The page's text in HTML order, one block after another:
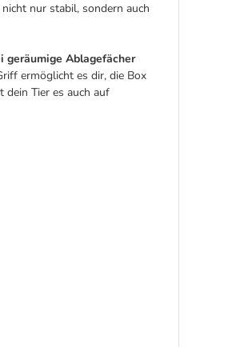
nur stabil, sondern auch
geräumige Ablagefächer
ermöglicht es dir, die Box
dein Tier es auch auf